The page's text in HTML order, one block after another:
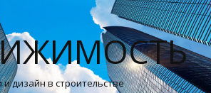
и дизайн в строительстве